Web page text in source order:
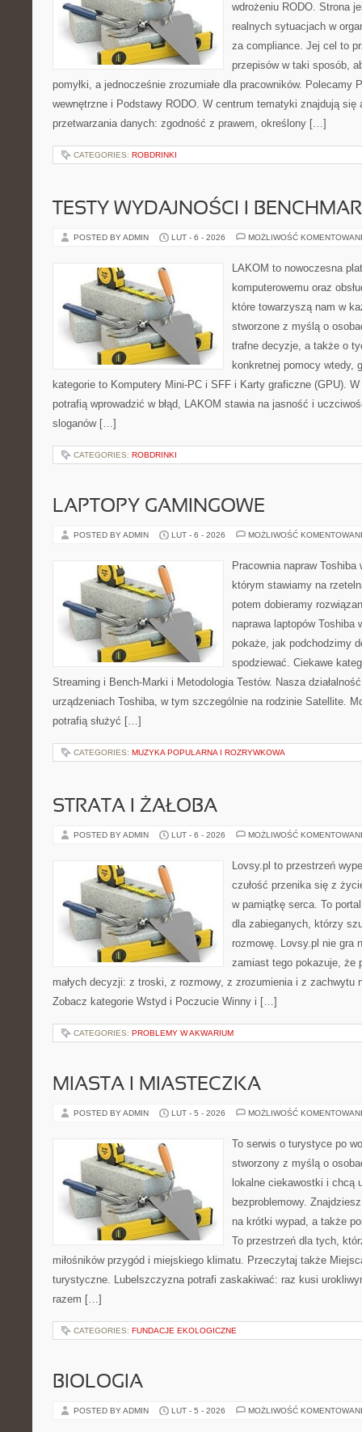
wdrożeniu RODO. Strona
realnych sytuacjach w
za compliance. Jej cel to
przepisów w taki sposób,
pomyłki, a jednocześnie zrozumiałe dla pracowników. Polecamy
wewnętrzne i Podstawy RODO. W centrum tematyki znajdują się
przetwarzania danych: zgodność z prawem, określony […]
CATEGORIES: ROBDRINKI
TESTY WYDAJNOŚCI I
POSTED BY ADMIN LUT - 6 - 2026 MOŻLIWOŚĆ
LAKOM to nowoczesna
komputerowemu oraz
które towarzyszą nam w
stworzone z myślą o
trafne decyzje, a także o
konkretnej pomocy wtedy,
kategorie to Komputery Mini-PC i SFF i Karty graficzne (GPU).
potrafią wprowadzić w błąd, LAKOM stawia na jasność i
sloganów […]
CATEGORIES: ROBDRINKI
LAPTOPY GAMINGOWE
POSTED BY ADMIN LUT - 6 - 2026 MOŻLIWOŚĆ
Pracownia napraw
którym stawiamy na
potem dobieramy
naprawa laptopów Toshiba
pokaże, jak podchodzimy
spodziewać. Ciekawe
Streaming i Bench-Marki i Metodologia Testów. Nasza
urządzeniach Toshiba, w tym szczególnie na rodzinie Satellite.
potrafią służyć […]
CATEGORIES: MUZYKA POPULARNA I ROZRYWKOWA
STRATA I ŻAŁOBA
POSTED BY ADMIN LUT - 6 - 2026 MOŻLIWOŚĆ
Lovsy.pl to przestrzeń
czułość przenika się z
w pamiątkę serca. To
dla zabieganych, którzy
rozmowę. Lovsy.pl nie gra
zamiast tego pokazuje, że
małych decyzji: z troski, z rozmowy, z zrozumienia i z zachwytu
Zobacz kategorie Wstyd i Poczucie Winny i […]
CATEGORIES: PROBLEMY W AKWARIUM
MIASTA I MIASTECZKA
POSTED BY ADMIN LUT - 5 - 2026 MOŻLIWOŚĆ
To serwis o turystyce po
stworzony z myślą o
lokalne ciekawostki i chcą
bezproblemowy.
na krótki wypad, a także
To przestrzeń dla tych,
miłośników przygód i miejskiego klimatu. Przeczytaj także
turystyczne. Lubelszczyzna potrafi zaskakiwać: raz kusi
razem […]
CATEGORIES: FUNDACJE EKOLOGICZNE
BIOLOGIA
POSTED BY ADMIN LUT - 5 - 2026 MOŻLIWOŚĆ